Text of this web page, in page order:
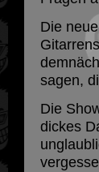
Die
sagen,
Die
dickes